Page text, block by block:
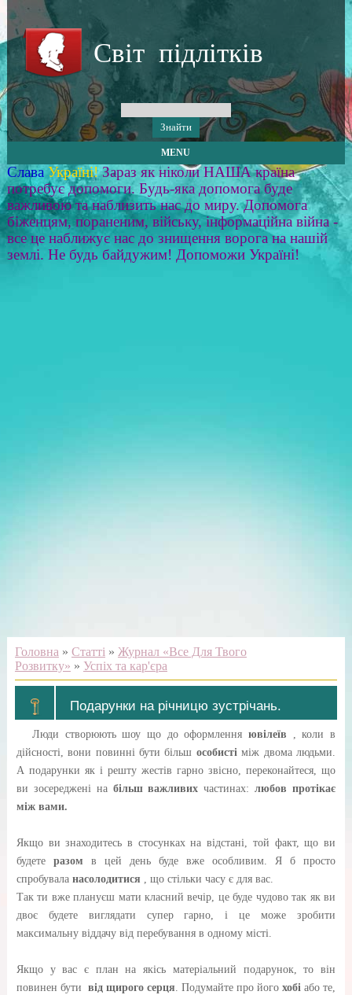
Світ підлітків
MENU
Слава Україні! Зараз як ніколи НАША країна
потребує допомоги. Будь-яка допомога буде
важливою та наблизить нас до миру. Допомога
біженцям, пораненим, війську, інформаційна війна -
все це наближує нас до знищення ворога на нашій
землі. Не будь байдужим! Допоможи Україні!
Головна » Статті » Журнал «Все Для Твого
Розвитку» » Успіх та кар'єра
Подарунки на річницю зустрічань.
Люди створюють шоу що до оформлення ювілеїв
, коли в
дійсності, вони повинні бути більш особисті між двома людьми.
А подарунки як і решту жестів гарно звісно, переконайтеся, що
ви зосереджені на більш важливих частинах: любов протікає
між вами.
Якщо ви знаходитесь в стосунках на відстані, той факт, що ви
будете
разом
в цей день буде вже особливим. Я б просто
спробувала насолодитися , що стільки часу є для вас.
Так ти вже плануєш мати класний вечір, це буде чудово так як ви
двоє будете виглядати супер гарно, і це може зробити
максимальну віддачу від перебування в одному місті.
Якщо у вас є план на якісь матеріальний подарунок, то він
повинен бути від щирого серця. Подумайте про його хобі або те,